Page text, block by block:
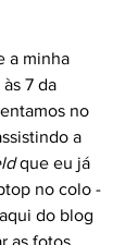
a minha
7 da
no
a
que eu já
no colo -
do blog
as fotos